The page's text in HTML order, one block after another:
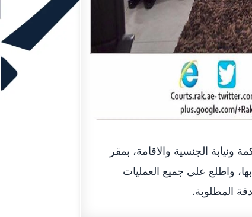
الجنسية والاقامة، بمقر
واطلع على جميع العمليات
المطلوبة.